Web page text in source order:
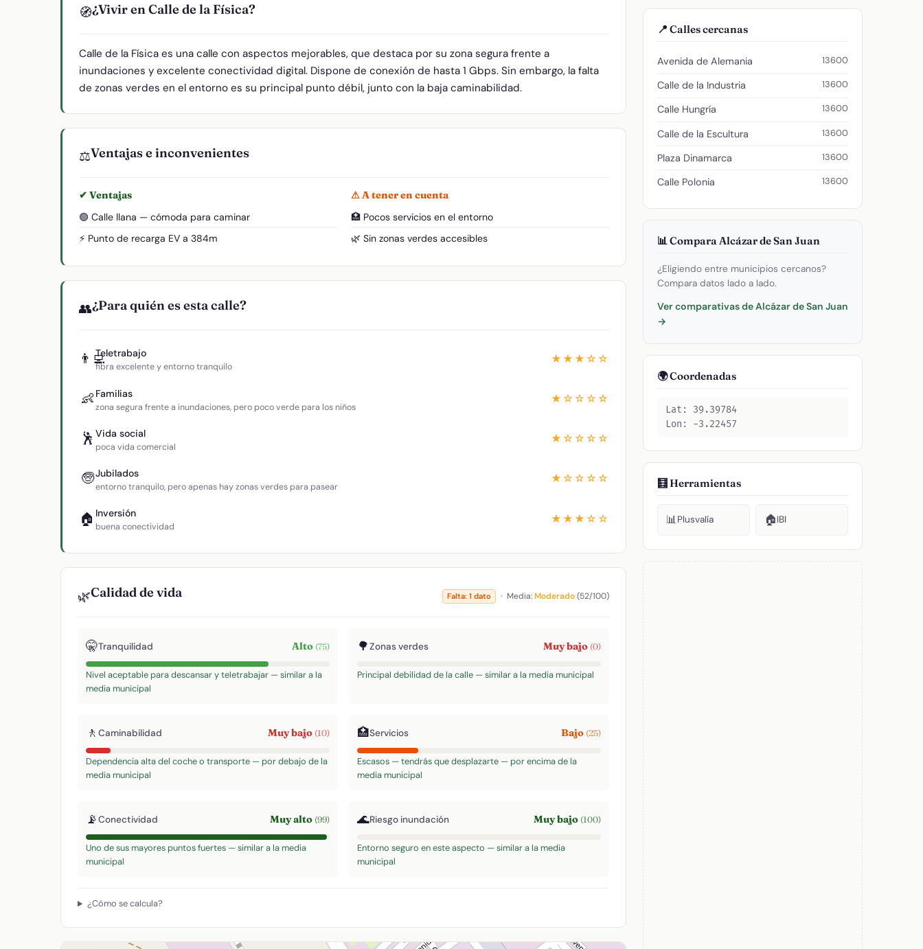
🧭¿Vivir en Calle de la Física?
Calle de la Física es una calle con aspectos mejorables, que destaca por su zona segura frente a
inundaciones y excelente conectividad digital. Dispone de conexión de hasta 1 Gbps. Sin embargo, la falta
de zonas verdes en el entorno es su principal punto débil, junto con la baja caminabilidad.
⚖️Ventajas e inconvenientes
✔ Ventajas
🟢 Calle llana — cómoda para caminar
⚡ Punto de recarga EV a 384m
⚠ A tener en cuenta
🏥 Pocos servicios en el entorno
🌿 Sin zonas verdes accesibles
👥¿Para quién es esta calle?
👨‍💻Teletrabajo
fibra excelente y entorno tranquilo
★★★☆☆
👶 Familias
zona segura frente a inundaciones, pero poco verde para los niños
★☆☆☆☆
🕺 Vida social
poca vida comercial
★☆☆☆☆
🧓Jubilados
entorno tranquilo, pero apenas hay zonas verdes para pasear
★☆☆☆☆
🏠 Inversión
buena conectividad
★★★☆☆
🌿Calidad de vida Falta: 1 dato · Media:Moderado(52/100)
🤫Tranquilidad Alto (75)
Nivel aceptable para descansar y teletrabajar — similar a la
media municipal
🌳Zonas verdes Muy bajo (0)
Principal debilidad de la calle — similar a la media municipal
🚶 Caminabilidad Muy bajo (10)
Dependencia alta del coche o transporte — por debajo de la
media municipal
🏥Servicios Bajo (25)
Escasos — tendrás que desplazarte — por encima de la
media municipal
📡Conectividad Muy alto (99)
Uno de sus mayores puntos fuertes — similar a la media
municipal
🌊Riesgo inundación Muy bajo (100)
Entorno seguro en este aspecto — similar a la media
municipal
¿Cómo se calcula?
📍 Calles cercanas
Avenida de Alemania 13600
Calle de la Industria 13600
Calle Hungría 13600
Calle de la Escultura 13600
Plaza Dinamarca 13600
Calle Polonia 13600
📊 Compara Alcázar de San Juan
¿Eligiendo entre municipios cercanos?
Compara datos lado a lado.
Ver comparativas de Alcázar de San Juan
→
🌍 Coordenadas
Lat: 39.39784
Lon: -3.22457
🧮 Herramientas
📊Plusvalía 🏠IBI